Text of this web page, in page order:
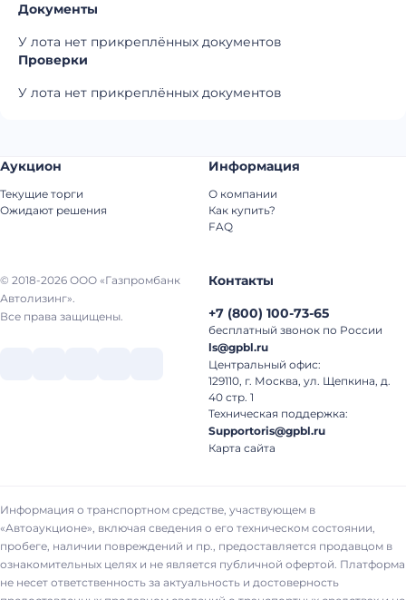
Документы
У лота нет прикреплённых документов
Проверки
У лота нет прикреплённых документов
© 2018-2026 ООО «Газпромбанк
Автолизинг».
Все права защищены.
Аукцион
Текущие торги
Ожидают решения
Информация
О компании
Как купить?
FAQ
Контакты
+7 (800) 100-73-65
бесплатный звонок по России
ls@gpbl.ru
Центральный офис:
129110, г. Москва, ул. Щепкина, д.
40 стр. 1
Техническая поддержка:
Supportoris@gpbl.ru
Карта сайта
Информация о транспортном средстве, участвующем в
«Автоаукционе», включая сведения о его техническом состоянии,
пробеге, наличии повреждений и пр., предоставляется продавцом в
ознакомительных целях и не является публичной офертой. Платформа
не несет ответственность за актуальность и достоверность